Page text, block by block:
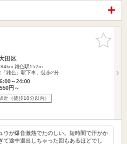
お気に入
りに追加
田区
雑色駅152m
雑色」駅下車、徒歩2分
～24:00
円～
近（徒歩10分以内）
ウが爆音激熱でたのしい。短時間で汗がか
て途中退出しちゃった回もあるほどでし